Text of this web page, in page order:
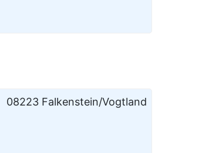
08223 Falkenstein/Vogtland